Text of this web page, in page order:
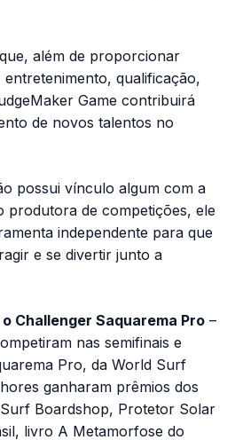
além de proporcionar
qualificação,
Game contribuirá
de novos talentos no
possui vínculo algum com a
produtora de competições, ele
independente para que
e se divertir junto a
Challenger Saquarema Pro –
nas semifinais e
Pro, da World Surf
ganharam prêmios dos
Boardshop, Protetor Solar
livro A Metamorfose do